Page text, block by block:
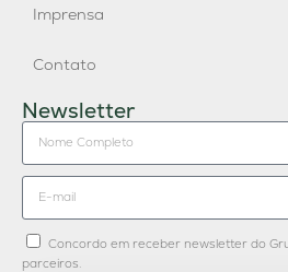
Imprensa
Contato
Newsletter
Concordo em receber newsletter do
parceiros.